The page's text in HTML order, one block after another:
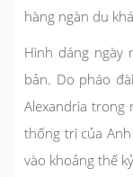
hàng ngàn du
Hình dáng ngày
bản. Do pháo
Alexandria trong
thống trị của
vào khoảng thế